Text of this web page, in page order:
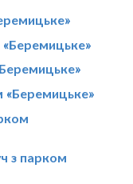
«Беремицьке»
з парком